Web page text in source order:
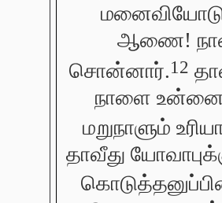
மனைவியோடு
ஆணை! நான்
சொன்னார்.12
நாளை உன்னை
மறுநாளும்
தாவீது